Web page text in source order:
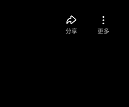
分享 更多